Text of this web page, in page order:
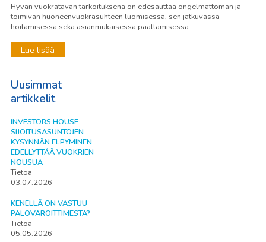
Hyvän vuokratavan tarkoituksena on edesauttaa ongelmattoman ja
toimivan huoneenvuokrasuhteen luomisessa, sen jatkuvassa
hoitamisessa sekä asianmukaisessa päättämisessä.
Lue lisää
Uusimmat
artikkelit
INVESTORS HOUSE:
SIJOITUSASUNTOJEN
KYSYNNÄN ELPYMINEN
EDELLYTTÄÄ VUOKRIEN
NOUSUA
Tietoa
03.07.2026
KENELLÄ ON VASTUU
PALOVAROITTIMESTA?
Tietoa
05.05.2026